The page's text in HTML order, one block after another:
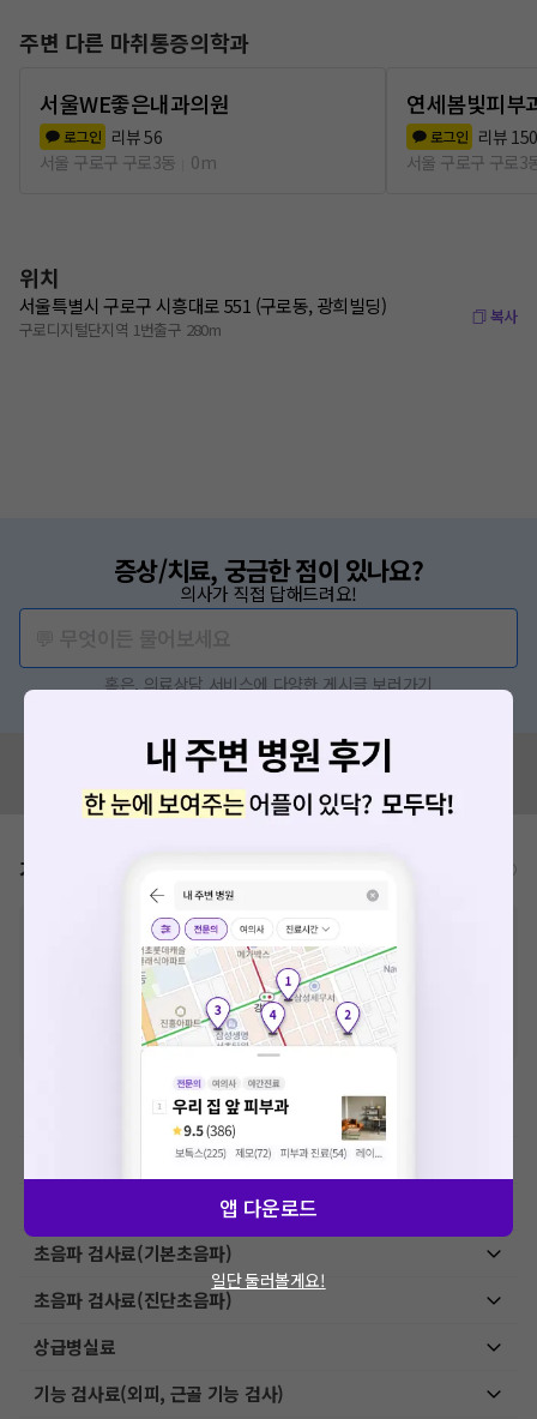
주변 다른 마취통증의학과
서울WE좋은내과의원
로그인 리뷰56
서울 구로구 구로3동
0m
연세봄빛피부
로그인 리뷰 150
서울 구로구 구로3
위치
서울특별시 구로구 시흥대로 551 (구로동, 광희빌딩)
구로디지털단지역 1번출구 280m
복사
증상/치료, 궁금한 점이 있나요?
의사가 직접 답해드려요!
혹은, 의료상담 서비스에 다양한 게시글 보러가기
혹시 잘못된 병원정보가 있나요?
모두닥 팀에 알려주세요!
가격표
비급여 항목의 경우,추가비용 등으로 실제 가격과 상이할 수 있으니, 정확
한 가격은 해당 의료기관에 직접 문의해주세요.
급여 항목의 경우,건강보험심사평가원에 고지되어 있는 급여 진료 기준 가
격입니다. (진료와 연관된 복합적인 비용이 추가되어, 병원마다 금액이 다르게
산정될 수 있는 점 참고 바랍니다.)
※ 이벤트가, 할인가는VAT 포함
초음파 검사료(기본초음파)
초음파 검사료(진단초음파)
상급병실료
기능 검사료(외피, 근골 기능 검사)
앱 다운로드
일단 둘러볼게요!